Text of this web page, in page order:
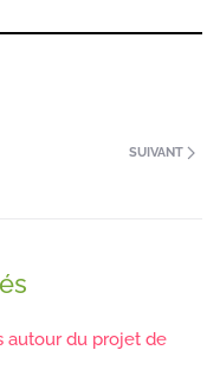
SUIVANT
autour du projet de